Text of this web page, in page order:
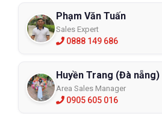
Phạm Văn Tuấn
Sales Expert
0888 149 686
Huyền Trang (Đà nẵng)
Area Sales Manager
0905 605 016